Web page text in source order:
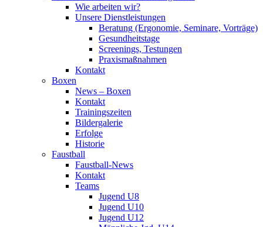
Wie arbeiten wir?
Unsere Dienstleistungen
Beratung (Ergonomie, Seminare, Vorträge)
Gesundheitstage
Screenings, Testungen
Praxismaßnahmen
Kontakt
Boxen
News – Boxen
Kontakt
Trainingszeiten
Bildergalerie
Erfolge
Historie
Faustball
Faustball-News
Kontakt
Teams
Jugend U8
Jugend U10
Jugend U12